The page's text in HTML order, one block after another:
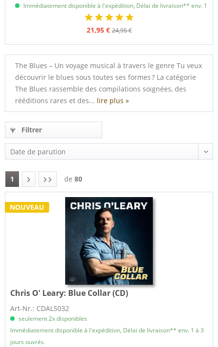
Immédiatement disponible à l'expédition, Délai de livraison** env. 1 à
21,95 € 24,95 €
The Blues – Un voyage musical à travers le genre Tu veux
découvrir le blues sous toutes ses formes ? La catégorie
The Blues rassemble des compilations soignées, des
rééditions rares et des... lire plus »
Filtrer
1 de 80
NOUVEAU
Chris O' Leary: Blue Collar (CD)
Art-Nr.: CDAL5032
seulement 2x disponibles
Immédiatement disponible à l'expédition, Délai de livraison** env. 1 à 3
jours ouvrés.